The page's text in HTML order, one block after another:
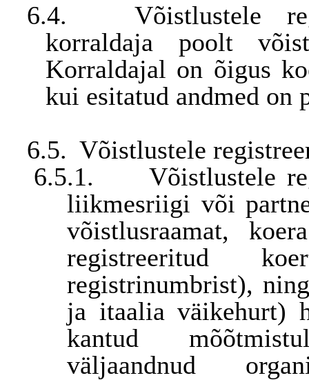
6.4.
Võistlustele
korraldaja poolt
Korraldajal on õigus
kui esitatud andmed on
6.5. Võistlustele
6.5.1.
Võistlustele
liikmesriigi või
võistlusraamat, koer
registreeritud
registrinumbrist),
ja itaalia väikehurt)
kantud
väljaandnud